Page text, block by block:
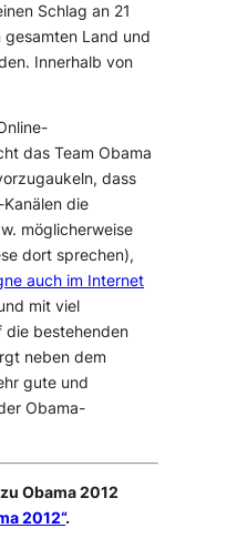
Schlag an 21
gesamten Land und
Innerhalb von
das Team Obama
dass
die
möglicherweise
dort sprechen),
auch im Internet
mit viel
die bestehenden
neben dem
gute und
Obama-
Obama 2012
2012“.